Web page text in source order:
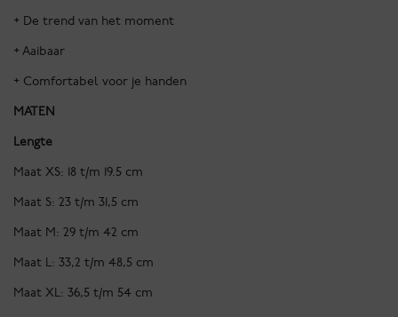
+ De trend van het moment
+ Aaibaar
+ Comfortabel voor je handen
MATEN
Lengte
Maat XS: 18 t/m 19.5 cm
Maat S: 23 t/m 31,5 cm
Maat M: 29 t/m 42 cm
Maat L: 33,2 t/m 48,5 cm
Maat XL: 36,5 t/m 54 cm